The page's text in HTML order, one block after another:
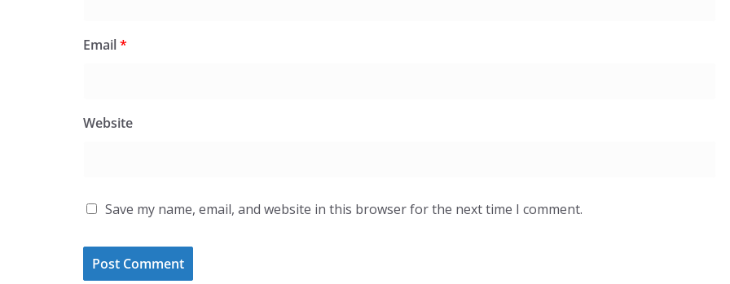
Email*
Website
Save my name, email, and website in this browser for the next time I comment.